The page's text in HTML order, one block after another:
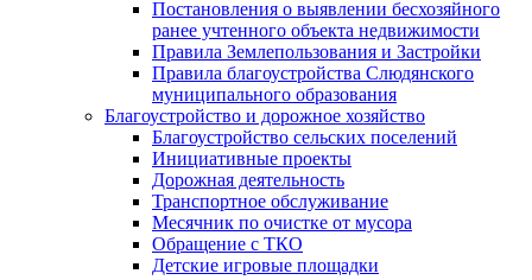
Постановления о выявлении бесхозяйного
ранее учтенного объекта недвижимости
Правила Землепользования и Застройки
Правила благоустройства Слюдянского
муниципального образования
Благоустройство и дорожное хозяйство
Благоустройство сельских поселений
Инициативные проекты
Дорожная деятельность
Транспортное обслуживание
Месячник по очистке от мусора
Обращение с ТКО
Детские игровые площадки